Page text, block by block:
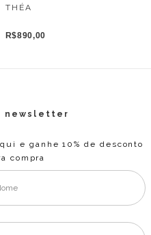
THÉA
R$890,00
newsletter
e ganhe 10% de desconto
compra